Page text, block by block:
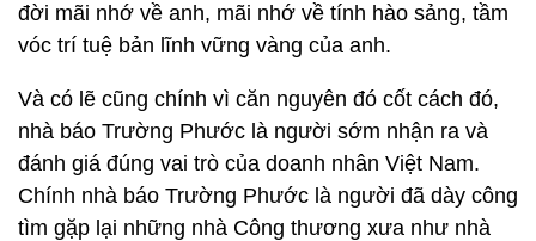
đời mãi nhớ về anh, mãi nhớ về tính hào sảng, tầm
vóc trí tuệ bản lĩnh vững vàng của anh.
Và có lẽ cũng chính vì căn nguyên đó cốt cách đó,
nhà báo Trường Phước là người sớm nhận ra và
đánh giá đúng vai trò của doanh nhân Việt Nam.
Chính nhà báo Trường Phước là người đã dày công
tìm gặp lại những nhà Công thương xưa như nhà